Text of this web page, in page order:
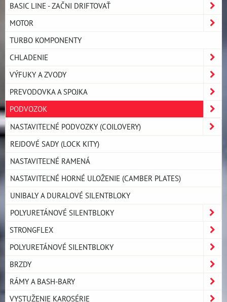
BASIC LINE - ZAČNI DRIFTOVAŤ
MOTOR
TURBO KOMPONENTY
CHLADENIE
VÝFUKY A ZVODY
PREVODOVKA A SPOJKA
PODVOZOK
NASTAVITEĽNÉ PODVOZKY (COILOVERY)
REJDOVÉ SADY (LOCK KITY)
NASTAVITEĽNÉ RAMENÁ
NASTAVITEĽNÉ HORNÉ ULOŽENIE (CAMBER PLATES)
UNIBALY A DURALOVÉ SILENTBLOKY
POLYURETÁNOVÉ SILENTBLOKY
STRONGFLEX
POLYURETÁNOVÉ SILENTBLOKY
BRZDY
RÁMY A BASH-BARY
VYSTUŽENIE KAROSÉRIE